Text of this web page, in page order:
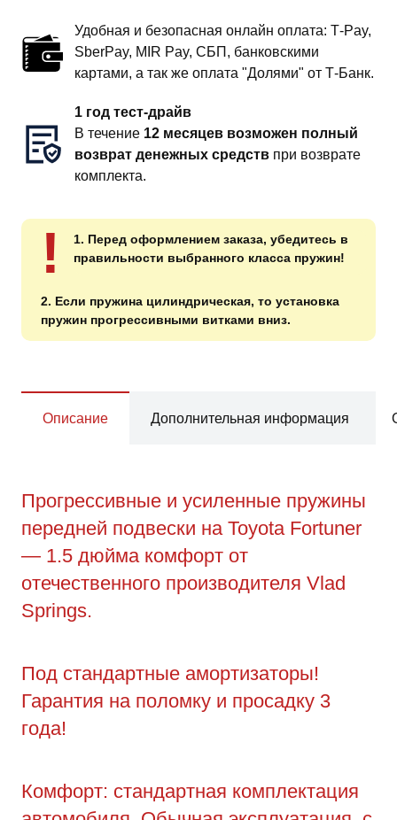
Удобная и безопасная онлайн оплата: T‑Pay,
SberPay, MIR Pay, СБП, банковскими
картами, а так же оплата "Долями" от Т-Банк.
1 год тест-драйв
В течение 12 месяцев возможен полный
возврат денежных средств при возврате
комплекта.
!
1. Перед оформлением заказа, убедитесь в
правильности выбранного класса пружин!
2. Если пружина цилиндрическая, то установка
пружин прогрессивными витками вниз.
Описание Дополнительная информация
Прогрессивные и усиленные пружины
передней подвески на Toyota Fortuner
— 1.5 дюйма комфорт от
отечественного производителя Vlad
Springs.
Под стандартные амортизаторы!
Гарантия на поломку и просадку 3
года!
Комфорт: стандартная комплектация